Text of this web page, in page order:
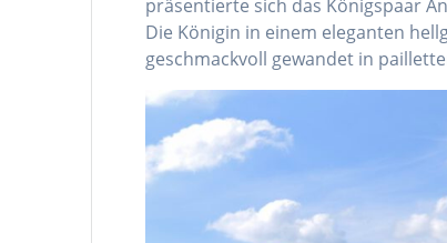
präsentierte sich das Königspaar
Die Königin in einem eleganten
geschmackvoll gewandet in